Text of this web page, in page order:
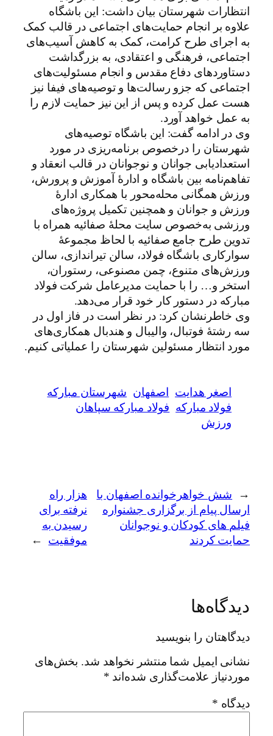
انتظارات شهرستان بیان داشت: این باشگاه
علاوه بر انجام حمایت‌های اجتماعی در قالب کمک
به اجرای طرح کرامت، کمک به کاهش آسیب‌های
اجتماعی، فرهنگی و اعتقادی، به بزرگداشت
دستاوردهای دفاع مقدس و انجام مسئولیت‌های
اجتماعی که جزو رسالت‌ها و توصیه‌های فیفا نیز
هست عمل کرده و پس از این نیز حمایت لازم را
به عمل خواهد آورد.
وی در ادامه گفت: این باشگاه توصیه‌های
شهرستان را درخصوص برنامه‌ریزی در مورد
استعدادیابی جوانان و نوجوانان در قالب انعقاد و
تفاهم‌نامه بین باشگاه و ادارۀ آموزش و پرورش،
ورزش همگانی محله‌محور با همکاری ادارۀ
ورزش و جوانان و همچنین تکمیل پروژه‌های
ورزشی به‌خصوص سایت محلۀ صفائیه همراه با
تدوین طرح جامع صفائیه با لحاظ مجموعۀ
سوارکاری باشگاه فولاد، سالن تیراندازی، سالن
ورزش‌های متنوع، چمن مصنوعی، رستوران،
استخر و… را با حمایت مدیرعامل شرکت فولاد
مبارکه در دستور کار خود قرار می‌دهد.
وی خاطرنشان کرد: در نظر است در فاز اول در
سه رشتۀ فوتبال، والیبال و هندبال همکاری‌های
مورد انتظار مسئولین شهرستان را عملیاتی کنیم.
اصغر هدایت اصفهان شهرستان مبارکه
فولاد مبارکه فولاد مبارکه سپاهان
ورزش
←
شش خواهرخوانده اصفهان با
ارسال پیام از برگزاری جشنواره
فیلم های کودکان و نوجوانان
حمایت کردند
هزار راه
نرفته برای
رسیدن به
موفقیت
→
دیدگاه‌ها
دیدگاهتان را بنویسید
نشانی ایمیل شما منتشر نخواهد شد. بخش‌های
موردنیاز علامت‌گذاری شده‌اند *
دیدگاه *